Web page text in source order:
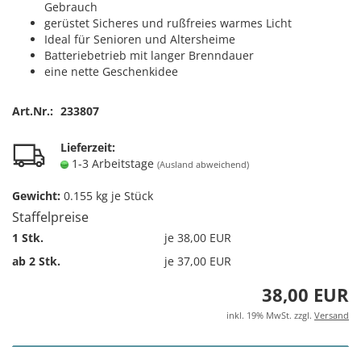
Gebrauch
gerüstet Sicheres und rußfreies warmes Licht
Ideal für Senioren und Altersheime
Batteriebetrieb mit langer Brenndauer
eine nette Geschenkidee
Art.Nr.: 233807
Lieferzeit:
1-3 Arbeitstage (Ausland abweichend)
Gewicht: 0.155 kg je Stück
Staffelpreise
1 Stk.
je 38,00 EUR
ab 2 Stk.
je 37,00 EUR
38,00 EUR
inkl. 19% MwSt. zzgl. Versand